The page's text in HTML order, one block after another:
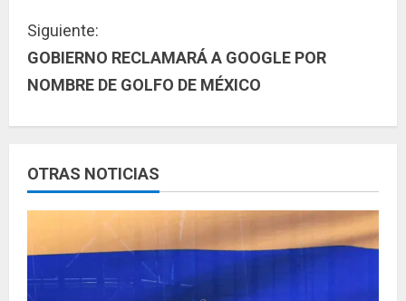
u
e
l
e
y
n
Siguiente:
GOBIERNO RECLAMARÁ A GOOGLE POR
NOMBRE DE GOLFO DE MÉXICO
OTRAS NOTICIAS